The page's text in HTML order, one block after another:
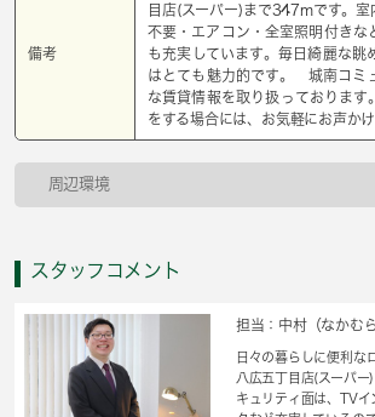
備考
目店(スーパー)まで347mです。室
不要・エアコン・全室照明付きな
も充実しています。毎日綺麗な眺
はとても魅力的です。 城南コミ
な賃貸情報を取り扱っております
をする場合には、お気軽にお声かけ
周辺環境
スタッフコメント
担当：中村（なかむら
日々の暮らしに便利な
八広五丁目店(スーパ
キュリティ面は、TVイ